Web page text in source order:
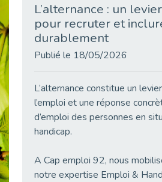
Publié le 02/06/2026
Publié le 22/05/2026
Publié le 21/05/2026
Publié le 18/05/2026
L’alternance : un
pour recruter et
durablement
Publié le 18/05/2026
L’alternance constitue un
l’emploi et une réponse
d’emploi des personnes en
handicap.
A Cap emploi 92, nous
notre expertise Emploi &